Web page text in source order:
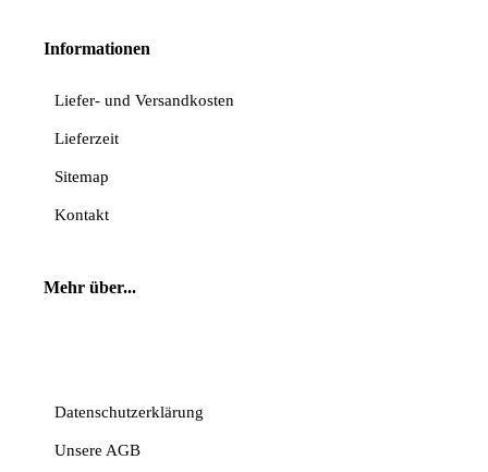
Informationen
Liefer- und Versandkosten
Lieferzeit
Sitemap
Kontakt
Mehr über...
Datenschutzerklärung
Unsere AGB